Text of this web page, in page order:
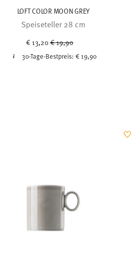
LOFT COLOR MOON GREY
Speiseteller 28 cm
€ 13,20Price reduced from
€ 19,90
30-Tage-Bestpreis: € 19,90